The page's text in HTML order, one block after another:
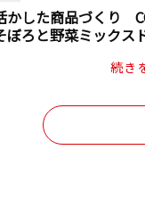
かした商品づくり
ぼろと野菜ミックス
続き